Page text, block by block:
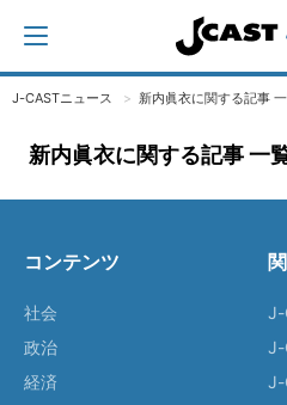
J-CASTニュース 新内眞衣に関する記事
新内眞衣に関する記事 一
コンテンツ
社会
政治
経済
J-
J-
J-